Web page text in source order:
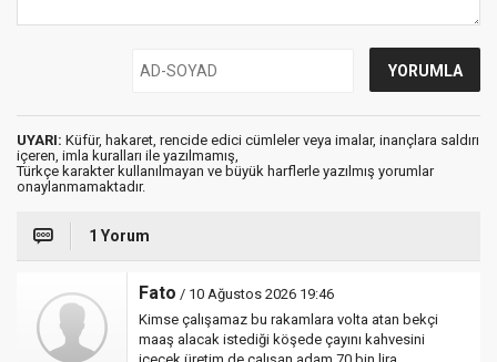
UYARI: Küfür, hakaret, rencide edici cümleler veya imalar, inançlara saldırı
içeren, imla kuralları ile yazılmamış,
Türkçe karakter kullanılmayan ve büyük harflerle yazılmış yorumlar
onaylanmamaktadır.
1 Yorum
Fato / 10 Ağustos 2026 19:46
Kimse çalışamaz bu rakamlara volta atan bekçi
maaş alacak istediği köşede çayını kahvesini